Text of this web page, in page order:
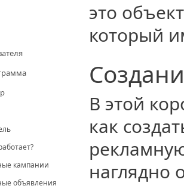
кампании
объявления
это
который
В этой
как
наглядно